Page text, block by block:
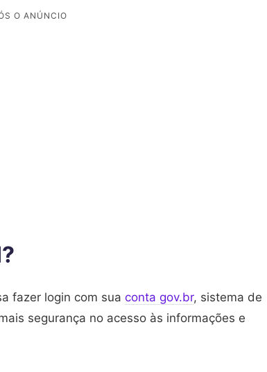
fazer login com sua conta gov.br, sistema de
segurança no acesso às informações e